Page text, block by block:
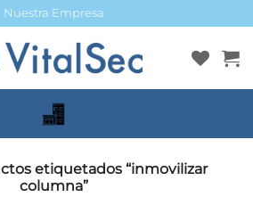
Nuestra Empresa
etiquetados “inmovilizar
columna”